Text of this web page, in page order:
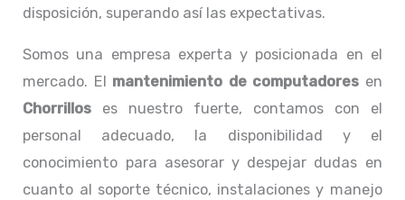
disposición, superando así las expectativas.
Somos una empresa experta y posicionada en el
mercado. El mantenimiento de computadores en
Chorrillos es nuestro fuerte, contamos con el
personal adecuado, la disponibilidad y el
conocimiento para asesorar y despejar dudas en
cuanto al soporte técnico, instalaciones y manejo